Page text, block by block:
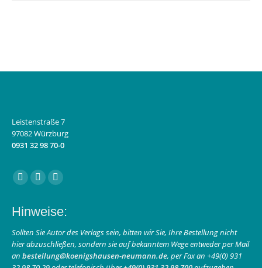
Leistenstraße 7
97082 Würzburg
0931 32 98 70-0
Finden Sie uns auf:
Facebook
opens
in
new
window
Instagram
opens
in
new
window
E-
page
opens
in
new
Hinweise:
Sollten Sie Autor des Verlags sein, bitten wir Sie, Ihre Bestellung nicht
hier abzuschließen, sondern sie auf bekanntem Wege entweder per Mail
an bestellung@koenigshausen-neumann.de, per Fax an +49(0) 931